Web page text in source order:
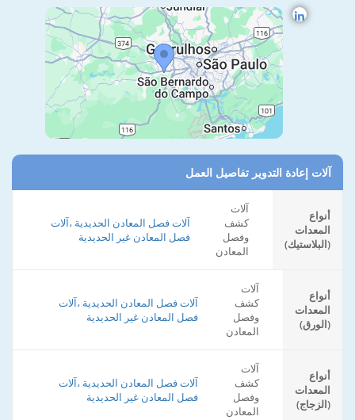
آلات إعادة التدوير تفاصيل العمل
أنواع
المعدات
(البلاستيك)
آلات
كشف
وفصل
المعادن
آلات فصل المعادن الحديدية ،آلات
فصل المعادن غير الحديدية
أنواع
المعدات
(الورق)
آلات
كشف
وفصل
المعادن
آلات فصل المعادن الحديدية ،آلات
فصل المعادن غير الحديدية
أنواع
المعدات
(الزجاج)
آلات
كشف
وفصل
المعادن
آلات فصل المعادن الحديدية ،آلات
فصل المعادن غير الحديدية